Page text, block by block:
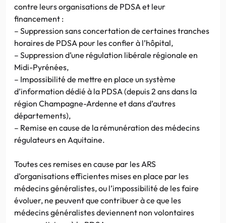
contre leurs organisations de PDSA et leur
financement :
– Suppression sans concertation de certaines tranches
horaires de PDSA pour les confier à l’hôpital,
– Suppression d’une régulation libérale régionale en
Midi-Pyrénées,
– Impossibilité de mettre en place un système
d’information dédié à la PDSA (depuis 2 ans dans la
région Champagne-Ardenne et dans d’autres
départements),
– Remise en cause de la rémunération des médecins
régulateurs en Aquitaine.
Toutes ces remises en cause par les ARS
d’organisations efficientes mises en place par les
médecins généralistes, ou l’impossibilité de les faire
évoluer, ne peuvent que contribuer à ce que les
médecins généralistes deviennent non volontaires